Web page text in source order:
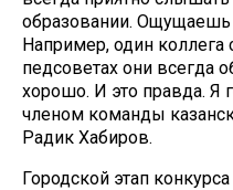
образовании. Ощущаешь
Например, один коллега
педсоветах они всегда
хорошо. И это правда. Я
членом команды
Радик Хабиров.
Городской этап